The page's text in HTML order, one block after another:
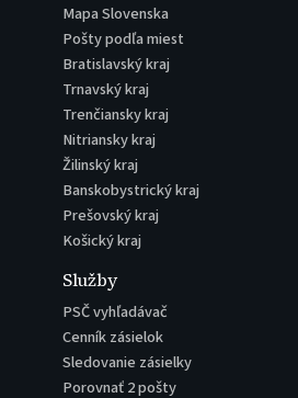
Mapa Slovenska
Pošty podľa miest
Bratislavský kraj
Trnavský kraj
Trenčiansky kraj
Nitriansky kraj
Žilinský kraj
Banskobystrický kraj
Prešovský kraj
Košický kraj
Služby
PSČ vyhľadávač
Cenník zásielok
Sledovanie zásielky
Porovnať 2 pošty